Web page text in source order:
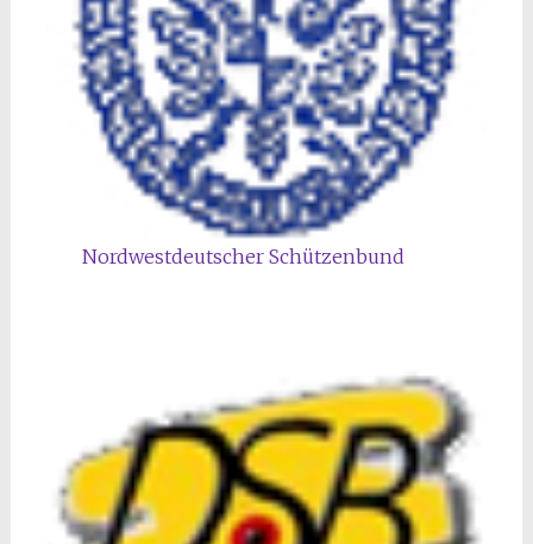
Nordwestdeutscher Schützenbund